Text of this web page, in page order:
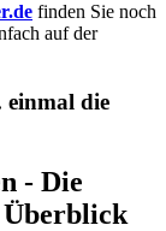
finden Sie noch
auf der
einmal die
- Die